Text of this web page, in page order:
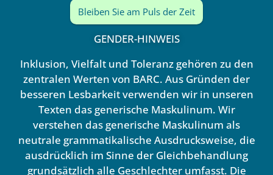
Bleiben Sie am Puls der Zeit
GENDER-HINWEIS
Inklusion, Vielfalt und Toleranz gehören zu den
zentralen Werten von BARC. Aus Gründen der
besseren Lesbarkeit verwenden wir in unseren
Texten das generische Maskulinum. Wir
verstehen das generische Maskulinum als
neutrale grammatikalische Ausdrucksweise, die
ausdrücklich im Sinne der Gleichbehandlung
grundsätzlich alle Geschlechter umfasst. Die